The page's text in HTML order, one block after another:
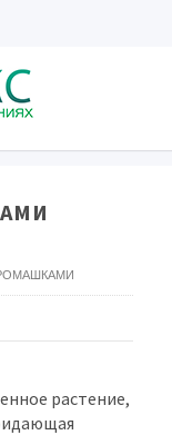
растение,